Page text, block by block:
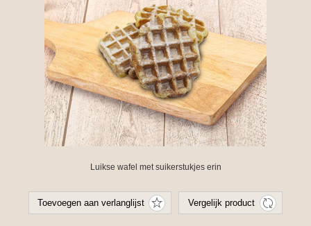
Luikse wafel met suikerstukjes erin